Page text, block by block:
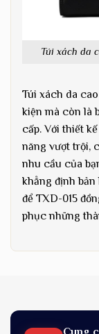
Túi xách da
Túi xách da
kiện mà còn là
cấp. Với thiết
năng vượt trội,
nhu cầu của
khẳng định
để TXD-015
phục những